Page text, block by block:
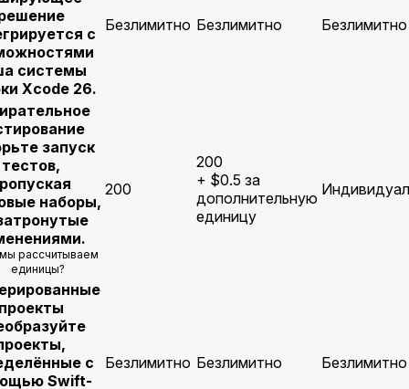
с
системы
Xcode 26.
Безлимитно Безлимитно Безлимитно
запуск
тестов,
наборы,
рассчитываем
единицы?
200
200
+ $0.5 за
дополнительную
единицу
с
Swift-
Безлимитно Безлимитно Безлимитно